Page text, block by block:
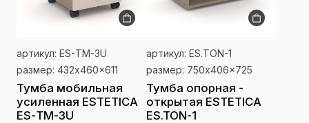
артикул: ES-ТМ-3U
размер: 432x460x611
Тумба мобильная
усиленная ESTETICA
ES-ТМ-3U
артикул: ES.TON-1
размер: 750x406x725
Тумба опорная -
открытая ESTETICA
ES.TON-1